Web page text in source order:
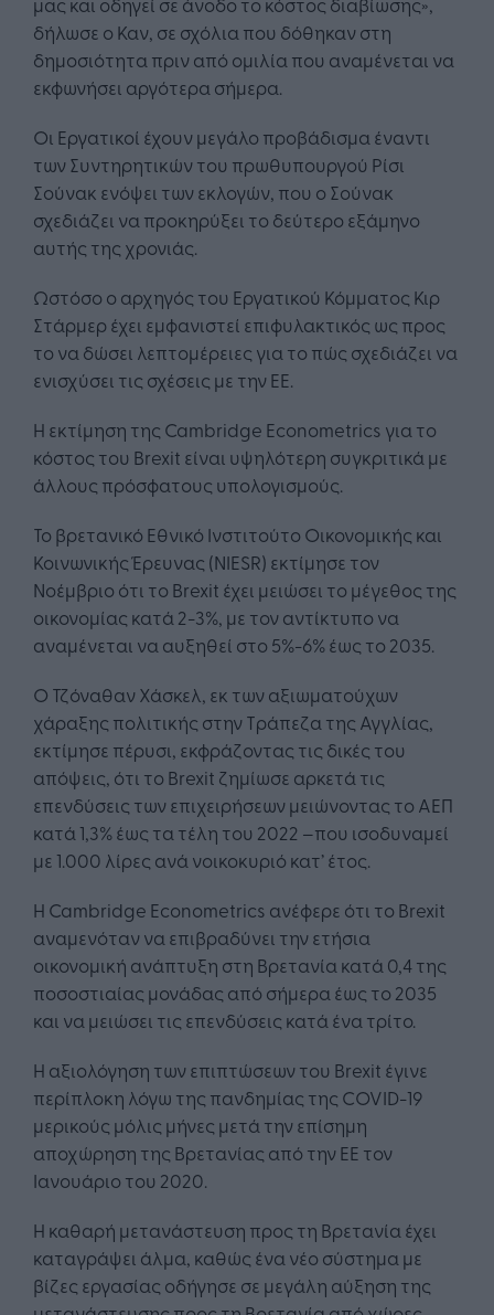
δήλωσε ο Καν, σε σχόλια που δόθηκαν στη
δημοσιότητα πριν από ομιλία που αναμένεται να
εκφωνήσει αργότερα σήμερα.
Οι Εργατικοί έχουν μεγάλο προβάδισμα έναντι
των Συντηρητικών του πρωθυπουργού Ρίσι
Σούνακ ενόψει των εκλογών, που ο Σούνακ
σχεδιάζει να προκηρύξει το δεύτερο εξάμηνο
αυτής της χρονιάς.
Ωστόσο ο αρχηγός του Εργατικού Κόμματος Κιρ
Στάρμερ έχει εμφανιστεί επιφυλακτικός ως προς
το να δώσει λεπτομέρειες για το πώς σχεδιάζει να
ενισχύσει τις σχέσεις με την ΕΕ.
Η εκτίμηση της Cambridge Econometrics για το
κόστος του Brexit είναι υψηλότερη συγκριτικά με
άλλους πρόσφατους υπολογισμούς.
Το βρετανικό Εθνικό Ινστιτούτο Οικονομικής και
Κοινωνικής Έρευνας (NIESR) εκτίμησε τον
Νοέμβριο ότι το Brexit έχει μειώσει το μέγεθος της
οικονομίας κατά 2-3%, με τον αντίκτυπο να
αναμένεται να αυξηθεί στο 5%-6% έως το 2035.
Ο Τζόναθαν Χάσκελ, εκ των αξιωματούχων
χάραξης πολιτικής στην Τράπεζα της Αγγλίας,
εκτίμησε πέρυσι, εκφράζοντας τις δικές του
απόψεις, ότι το Brexit ζημίωσε αρκετά τις
επενδύσεις των επιχειρήσεων μειώνοντας το ΑΕΠ
κατά 1,3% έως τα τέλη του 2022 –που ισοδυναμεί
με 1.000 λίρες ανά νοικοκυριό κατ’ έτος.
Η Cambridge Econometrics ανέφερε ότι το Brexit
αναμενόταν να επιβραδύνει την ετήσια
οικονομική ανάπτυξη στη Βρετανία κατά 0,4 της
ποσοστιαίας μονάδας από σήμερα έως το 2035
και να μειώσει τις επενδύσεις κατά ένα τρίτο.
Η αξιολόγηση των επιπτώσεων του Brexit έγινε
περίπλοκη λόγω της πανδημίας της COVID-19
μερικούς μόλις μήνες μετά την επίσημη
αποχώρηση της Βρετανίας από την ΕΕ τον
Ιανουάριο του 2020.
Η καθαρή μετανάστευση προς τη Βρετανία έχει
καταγράψει άλμα, καθώς ένα νέο σύστημα με
βίζες εργασίας οδήγησε σε μεγάλη αύξηση της